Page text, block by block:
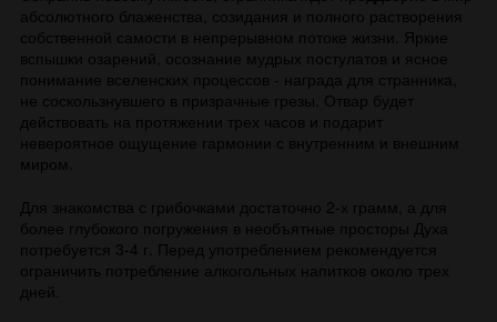
абсолютного блаженства, созидания и полного растворения
собственной самости в непрерывном потоке жизни. Яркие
вспышки озарений, осознание мудрых постулатов и ясное
понимание вселенских процессов - награда для странника,
не соскользнувшего в призрачные грезы. Отвар будет
действовать на протяжении трех часов и подарит
невероятное ощущение гармонии с внутренним и внешним
миром.
Для знакомства с грибочками достаточно 2-х грамм, а для
более глубокого погружения в необъятные просторы Духа
потребуется 3-4 г. Перед употреблением рекомендуется
ограничить потребление алкогольных напитков около трех
дней.